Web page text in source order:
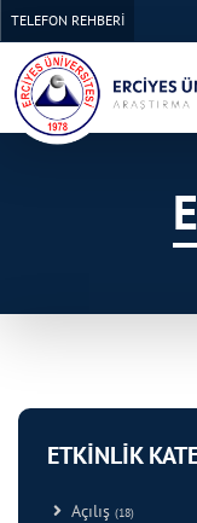
TELEFON REHBERİ
ETKİNLİK
Açılış (18)